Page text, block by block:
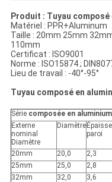
Produit : Tuyau composé
Matériel : PPR+Aluminum
Taille : 20mm 25mm
110mm
Certificat : ISO9001
Norme : ISO15874 ;
Lieu de travail : -40°-95°
Tuyau composé en
Série composée en aluminium
Externe
nominal
Diamètre
Diamètre
paroi
20mm
20,0 2,3
25mm
25,0 2,8
32mm
32,0 3,6